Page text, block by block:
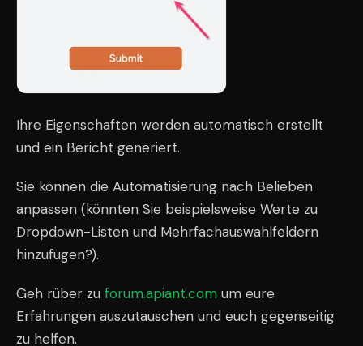
Ihre Eigenschaften werden automatisch erstellt
und ein Bericht generiert.
Sie können die Automatisierung nach Belieben
anpassen (könnten Sie beispielsweise Werte zu
Dropdown-Listen und Mehrfachauswahlfeldern
hinzufügen?).
Geh rüber zu forum.apiant.com um eure
Erfahrungen auszutauschen und euch gegenseitig
zu helfen.